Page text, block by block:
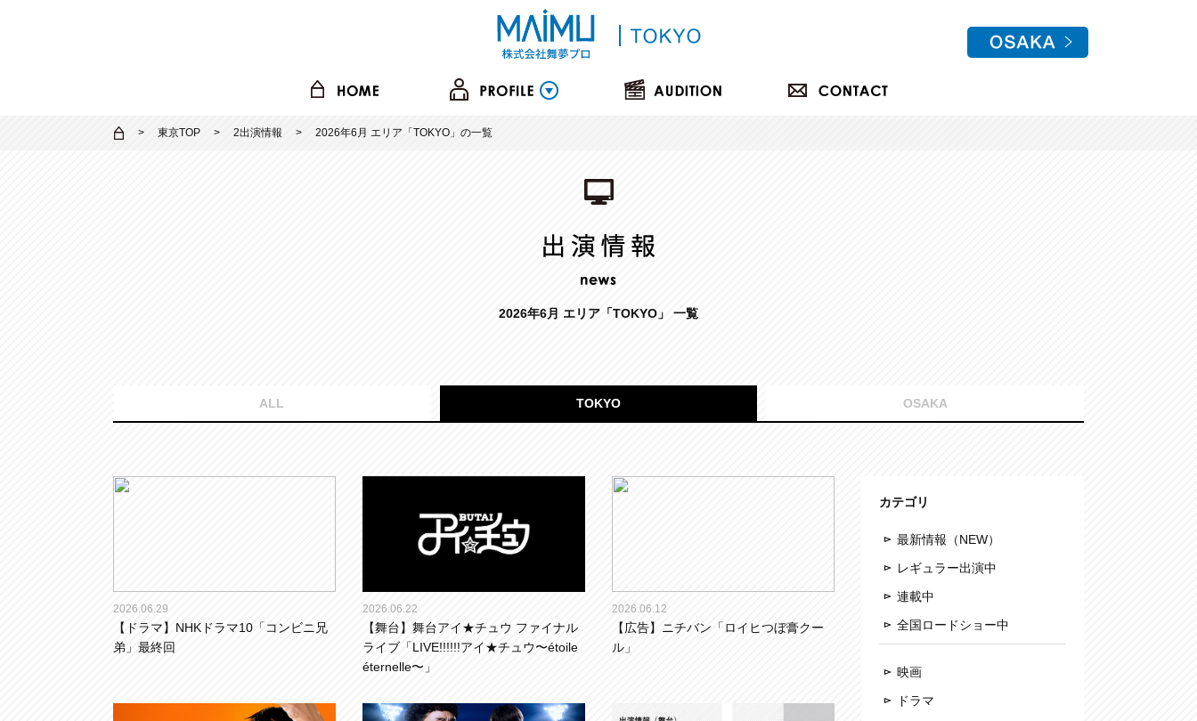
東京TOP 2出演情報 2026年6月 エリア「TOKYO」の一覧
2026年6月 エリア「TOKYO」 一覧
ALL TOKYO OSAKA
2026.06.29
【ドラマ】NHKドラマ10「コンビニ兄
弟」最終回
2026.06.22
【舞台】舞台アイ★チュウ ファイナル
ライブ「LIVE!!!!!!アイ★チュウ〜étoile
éternelle〜」
2026.06.12
【広告】ニチバン「ロイヒつぼ膏クー
ル」
カテゴリ
最新情報（NEW）
レギュラー出演中
連載中
全国ロードショー中
映画
ドラマ